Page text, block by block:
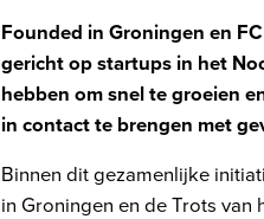
Founded in Groningen en
gericht op startups in het
hebben om snel te groeien
in contact te brengen met
Binnen dit gezamenlijke
in Groningen en de Trots van